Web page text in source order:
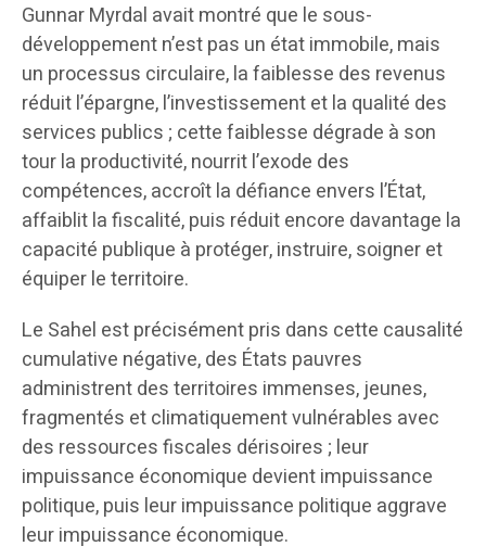
Gunnar Myrdal avait montré que le sous-
développement n’est pas un état immobile, mais
un processus circulaire, la faiblesse des revenus
réduit l’épargne, l’investissement et la qualité des
services publics ; cette faiblesse dégrade à son
tour la productivité, nourrit l’exode des
compétences, accroît la défiance envers l’État,
affaiblit la fiscalité, puis réduit encore davantage la
capacité publique à protéger, instruire, soigner et
équiper le territoire.
Le Sahel est précisément pris dans cette causalité
cumulative négative, des États pauvres
administrent des territoires immenses, jeunes,
fragmentés et climatiquement vulnérables avec
des ressources fiscales dérisoires ; leur
impuissance économique devient impuissance
politique, puis leur impuissance politique aggrave
leur impuissance économique.